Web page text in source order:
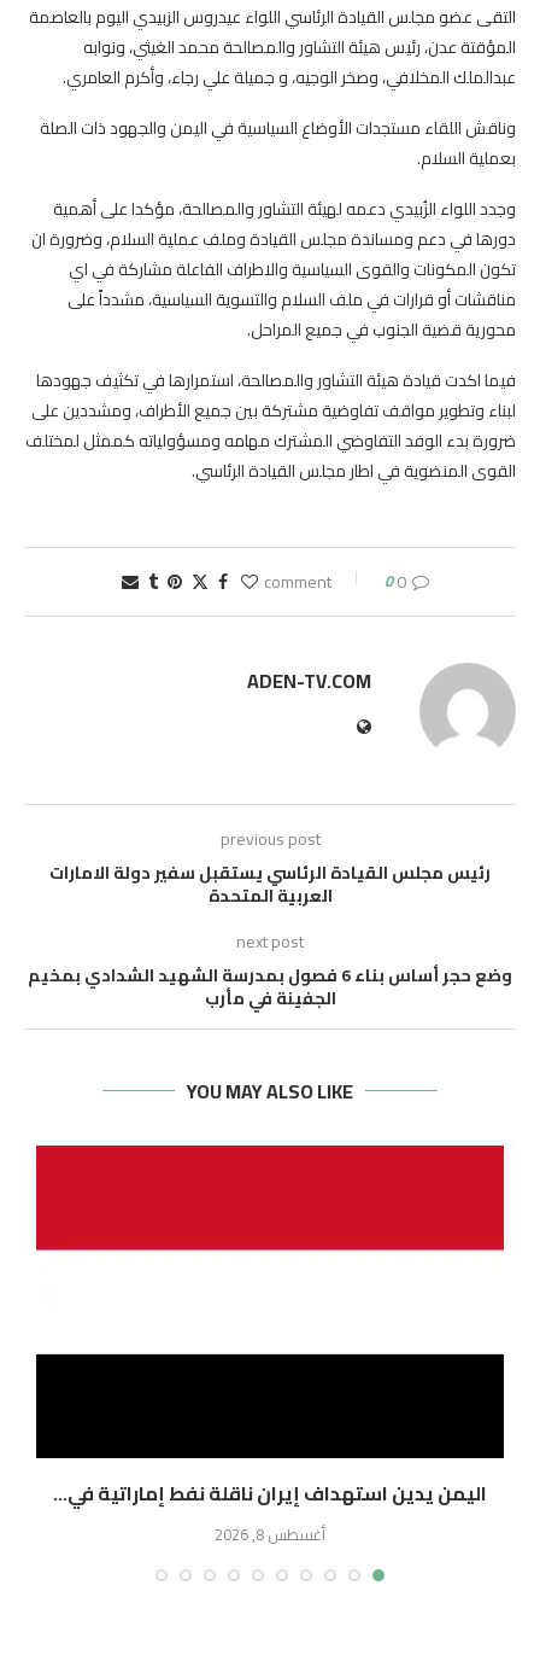
التقى عضو مجلس القيادة الرئاسي اللواء عيدروس الزبيدي اليوم بالعاصمة
المؤقتة عدن، رئيس هيئة التشاور والمصالحة محمد الغيثي، ونوابه
عبدالملك المخلافي، وصخر الوجيه، و جميلة علي رجاء، وأكرم العامري.
وناقش اللقاء مستجدات الأوضاع السياسية في اليمن والجهود ذات الصلة
بعملية السلام.
وجدد اللواء الزُبيدي دعمه لهيئة التشاور والمصالحة، مؤكدا على أهمية
دورها في دعم ومساندة مجلس القيادة وملف عملية السلام، وضرورة ان
تكون المكونات والقوى السياسية والاطراف الفاعلة مشاركة في اي
مناقشات أو قرارات في ملف السلام والتسوية السياسية، مشدداً على
محورية قضية الجنوب في جميع المراحل.
فيما اكدت قيادة هيئة التشاور والمصالحة، استمرارها في تكثيف جهودها
لبناء وتطوير مواقف تفاوضية مشتركة بين جميع الأطراف، ومشددين على
ضرورة بدء الوفد التفاوضي المشترك مهامه ومسؤولياته كممثل لمختلف
القوى المنضوية في اطار مجلس القيادة الرئاسي.
0 comment
0
ADEN-TV.COM
previous post
رئيس مجلس القيادة الرئاسي يستقبل سفير دولة الامارات
العربية المتحدة
next post
وضع حجر أساس بناء 6 فصول بمدرسة الشهيد الشدادي بمخيم
الجفينة في مأرب
YOU MAY ALSO LIKE
اليمن يدين استهداف إيران ناقلة نفط إماراتية في...
أغسطس 8, 2026